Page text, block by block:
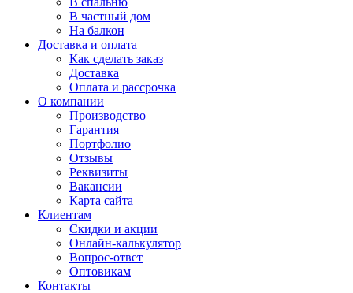
В частный дом
На балкон
Доставка и оплата
Как сделать заказ
Доставка
Оплата и рассрочка
О компании
Производство
Гарантия
Портфолио
Отзывы
Реквизиты
Вакансии
Карта сайта
Клиентам
Скидки и акции
Онлайн-калькулятор
Вопрос-ответ
Оптовикам
Контакты